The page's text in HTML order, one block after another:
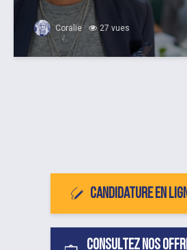
Coralie 27 vues
Candidature en
Consultez nos